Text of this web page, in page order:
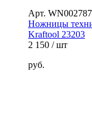
Арт.
Ножницы
Kraftool 23203
2 150 / шт
руб.